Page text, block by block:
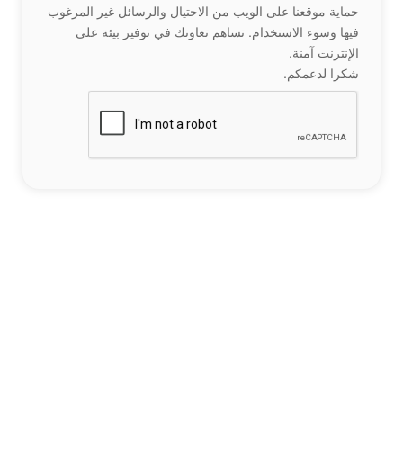
حماية موقعنا على الويب من الاحتيال والرسائل غير المرغوب
فيها وسوء الاستخدام. تساهم تعاونك في توفير بيئة على
الإنترنت آمنة.
شكرا لدعمكم.